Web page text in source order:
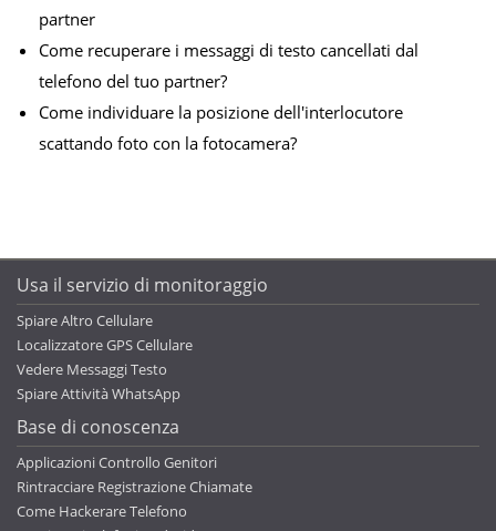
partner
Come recuperare i messaggi di testo cancellati dal
telefono del tuo partner?
Come individuare la posizione dell'interlocutore
scattando foto con la fotocamera?
Usa il servizio di monitoraggio
Spiare Altro Cellulare
Localizzatore GPS Cellulare
Vedere Messaggi Testo
Spiare Attività WhatsApp
Base di conoscenza
Applicazioni Controllo Genitori
Rintracciare Registrazione Chiamate
Come Hackerare Telefono